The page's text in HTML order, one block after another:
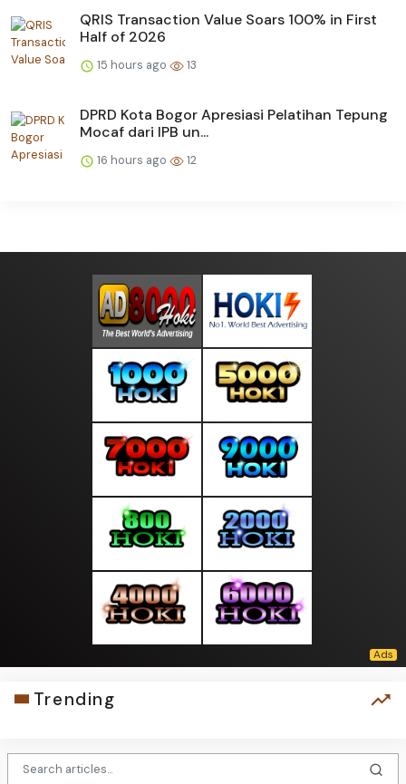
QRIS Transaction Value Soars 100% in First
Half of 2026
15 hours ago 13
DPRD Kota Bogor Apresiasi Pelatihan Tepung
Mocaf dari IPB un...
16 hours ago 12
Trending